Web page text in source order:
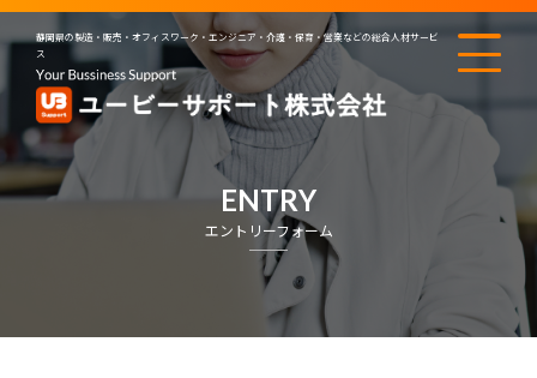
静岡県の製造・販売・オフィスワーク・エンジニア・介護・保育・営業などの総合人材サービ
ス
ENTRY
エントリーフォーム